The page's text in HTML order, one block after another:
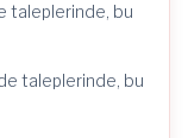
taleplerinde, bu
taleplerinde, bu